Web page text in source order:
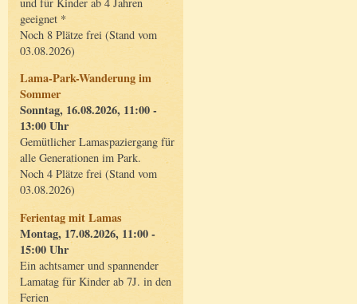
geeignet *
Noch 8 Plätze frei (Stand vom
03.08.2026)
Lama-Park-Wanderung im
Sommer
Sonntag, 16.08.2026, 11:00 -
13:00 Uhr
Gemütlicher Lamaspaziergang für
alle Generationen im Park.
Noch 4 Plätze frei (Stand vom
03.08.2026)
Ferientag mit Lamas
Montag, 17.08.2026, 11:00 -
15:00 Uhr
Ein achtsamer und spannender
Lamatag für Kinder ab 7J. in den
Ferien